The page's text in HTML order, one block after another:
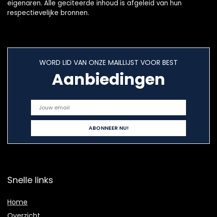
eigenaren. Alle geciteerde inhoud is afgeleid van hun
respectievelijke bronnen.
WORD LID VAN ONZE MAILLIJST VOOR BEST
Aanbiedingen
Snelle links
Home